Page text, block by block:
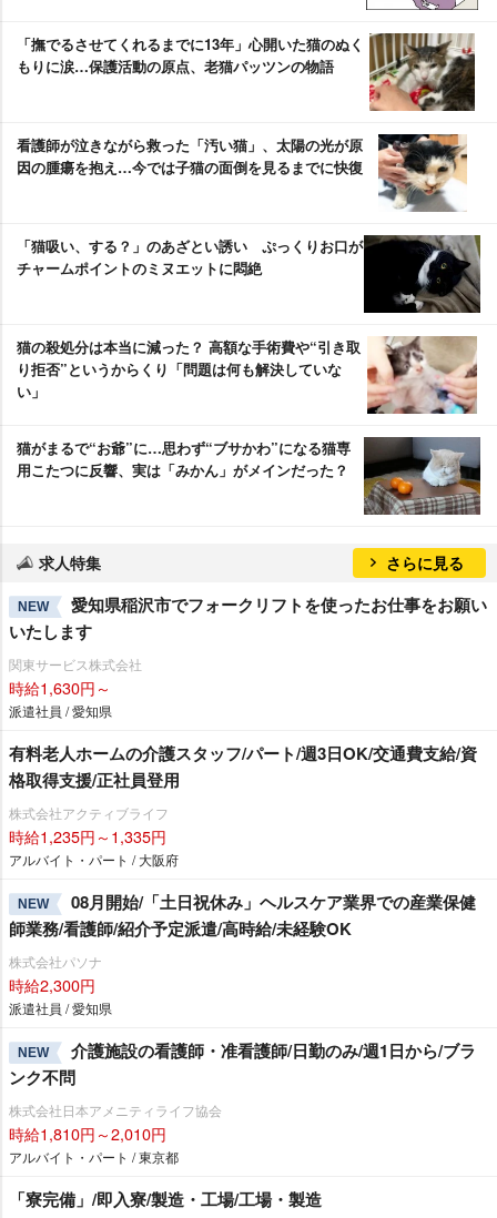
「撫でるさせてくれるまでに13年」心開いた猫のぬく
もりに涙…保護活動の原点、老猫パッツンの物語
看護師が泣きながら救った「汚い猫」、太陽の光が原
因の腫瘍を抱え…今では子猫の面倒を見るまでに快復
「猫吸い、する？」のあざとい誘い ぷっくりお口が
チャームポイントのミヌエットに悶絶
猫の殺処分は本当に減った？ 高額な手術費や“引き取
り拒否”というからくり「問題は何も解決していな
い」
猫がまるで“お爺”に…思わず“ブサかわ”になる猫専
用こたつに反響、実は「みかん」がメインだった？
求人特集 さらに見る
NEW
愛知県稲沢市でフォークリフトを使ったお仕事をお願い
いたします
関東サービス株式会社
時給1,630円～
派遣社員 / 愛知県
有料老人ホームの介護スタッフ/パート/週3日OK/交通費支給/資
格取得支援/正社員登用
株式会社アクティブライフ
時給1,235円～1,335円
アルバイト・パート / 大阪府
NEW
08月開始/「土日祝休み」ヘルスケア業界での産業保健
師業務/看護師/紹介予定派遣/高時給/未経験OK
株式会社パソナ
時給2,300円
派遣社員 / 愛知県
NEW
介護施設の看護師・准看護師/日勤のみ/週1日から/ブラ
ンク不問
株式会社日本アメニティライフ協会
時給1,810円～2,010円
アルバイト・パート / 東京都
「寮完備」/即入寮/製造・工場/工場・製造